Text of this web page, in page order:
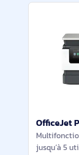
jusqu’à 5